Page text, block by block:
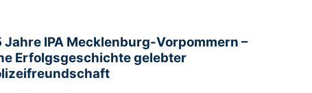
Jahre IPA Mecklenburg-Vorpommern –
Erfolgsgeschichte gelebter